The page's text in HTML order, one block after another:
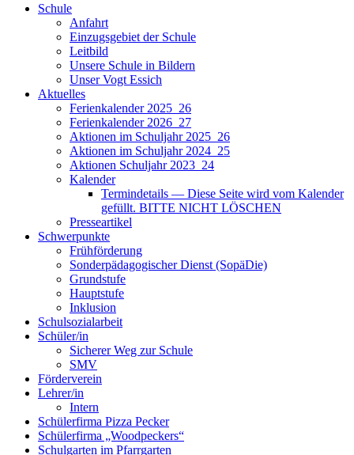
Schule
Anfahrt
Einzugsgebiet der Schule
Leitbild
Unsere Schule in Bildern
Unser Vogt Essich
Aktuelles
Ferienkalender 2025_26
Ferienkalender 2026_27
Aktionen im Schuljahr 2025_26
Aktionen im Schuljahr 2024_25
Aktionen Schuljahr 2023_24
Kalender
Termindetails — Diese Seite wird vom Kalender
gefüllt. BITTE NICHT LÖSCHEN
Presseartikel
Schwerpunkte
Frühförderung
Sonderpädagogischer Dienst (SopäDie)
Grundstufe
Hauptstufe
Inklusion
Schulsozialarbeit
Schüler/in
Sicherer Weg zur Schule
SMV
Förderverein
Lehrer/in
Intern
Schülerfirma Pizza Pecker
Schülerfirma „Woodpeckers“
Schulgarten im Pfarrgarten